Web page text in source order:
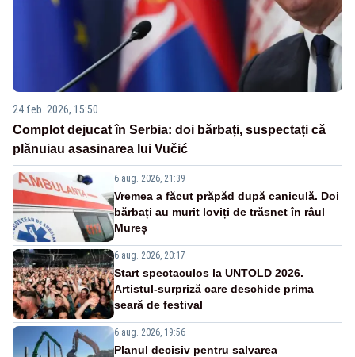
24 feb. 2026, 15:50
Complot dejucat în Serbia: doi bărbați, suspectați că
plănuiau asasinarea lui Vučić
6 aug. 2026, 21:39
Vremea a făcut prăpăd după caniculă. Doi
bărbați au murit loviți de trăsnet în râul
Mureș
6 aug. 2026, 20:17
Start spectaculos la UNTOLD 2026.
Artistul-surpriză care deschide prima
seară de festival
6 aug. 2026, 19:56
Planul decisiv pentru salvarea